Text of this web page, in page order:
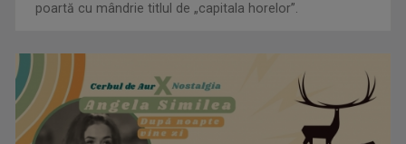
poartă cu mândrie titlul de „capitala horelor”.